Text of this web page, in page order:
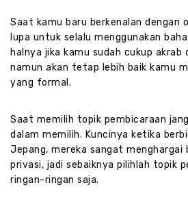
Saat kamu baru berkenalan dengan
lupa untuk selalu menggunakan
halnya jika kamu sudah cukup akrab
namun akan tetap lebih baik kamu
yang formal.
Saat memilih topik pembicaraan
dalam memilih. Kuncinya ketika
Jepang, mereka sangat menghargai
privasi, jadi sebaiknya pilihlah topik
ringan-ringan saja.